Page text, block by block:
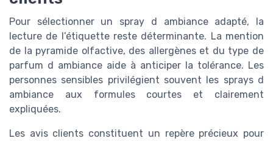
Pour sélectionner un spray d ambiance adapté, la
lecture de l’étiquette reste déterminante. La mention
de la pyramide olfactive, des allergènes et du type de
parfum d ambiance aide à anticiper la tolérance. Les
personnes sensibles privilégient souvent les sprays d
ambiance aux formules courtes et clairement
expliquées.
Les avis clients constituent un repère précieux pour